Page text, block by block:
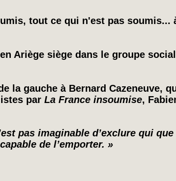
tout ce qui n'est pas soumis...
Ariège siège dans le groupe
la gauche à Bernard Cazeneuve,
par La France insoumise,
pas imaginable d’exclure qui que
de l’emporter. »